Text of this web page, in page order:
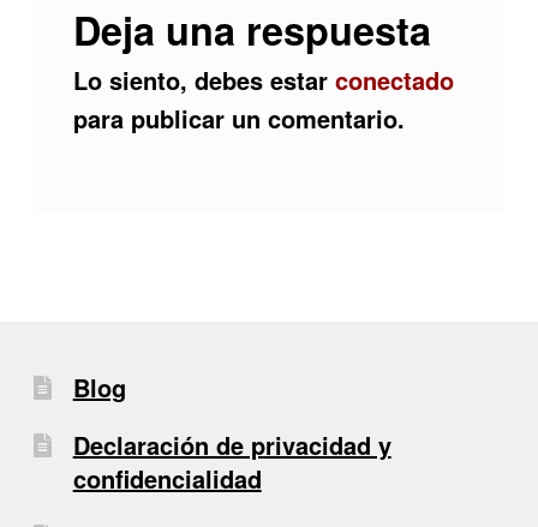
Deja una respuesta
Lo siento, debes estar conectado
para publicar un comentario.
Blog
Declaración de privacidad y
confidencialidad